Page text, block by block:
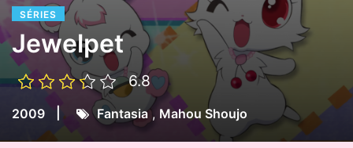
SÉRIES
Jewelpet
6.8
2009 Fantasia, Mahou Shoujo